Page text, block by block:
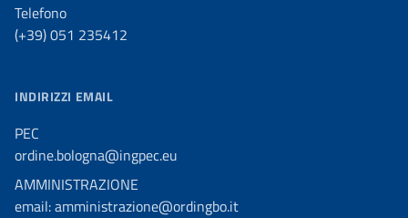
Telefono
(+39) 051 235412
INDIRIZZI EMAIL
PEC
ordine.bologna@ingpec.eu
AMMINISTRAZIONE
email: amministrazione@ordingbo.it